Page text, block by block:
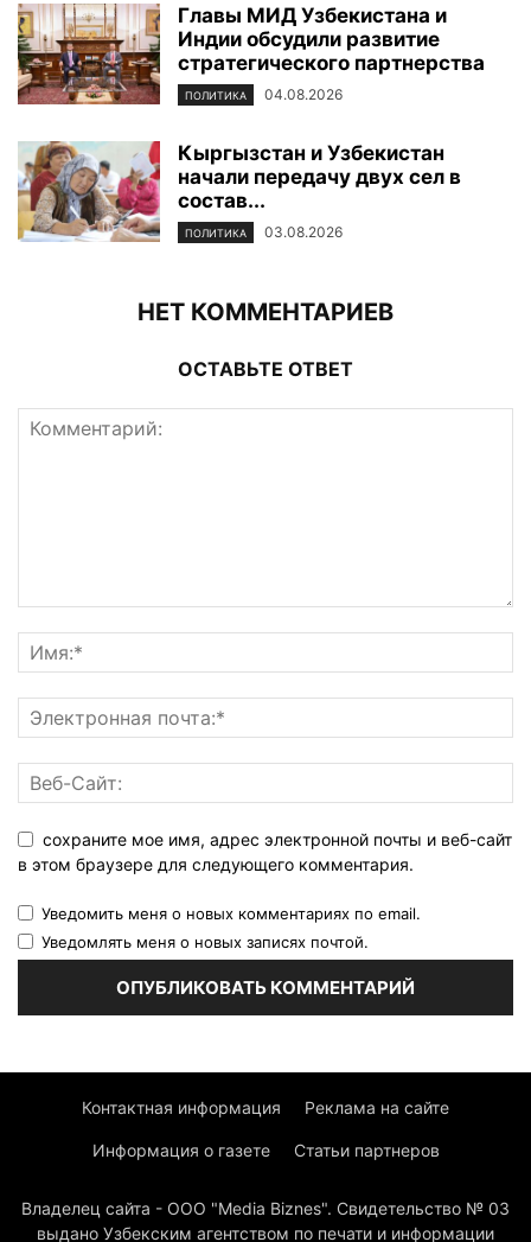
Главы МИД Узбекистана и
Индии обсудили развитие
стратегического партнерства
ПОЛИТИКА 04.08.2026
Кыргызстан и Узбекистан
начали передачу двух сел в
состав...
ПОЛИТИКА 03.08.2026
НЕТ КОММЕНТАРИЕВ
ОСТАВЬТЕ ОТВЕТ
сохраните мое имя, адрес электронной почты и веб-сайт
в этом браузере для следующего комментария.
Уведомить меня о новых комментариях по email.
Уведомлять меня о новых записях почтой.
Контактная информация Реклама на сайте
Информация о газете Статьи партнеров
Владелец сайта - ООО "Media Biznes". Свидетельство № 03
выдано Узбекским агентством по печати и информации